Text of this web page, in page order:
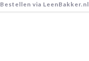
Bestellen via LeenBakker.nl